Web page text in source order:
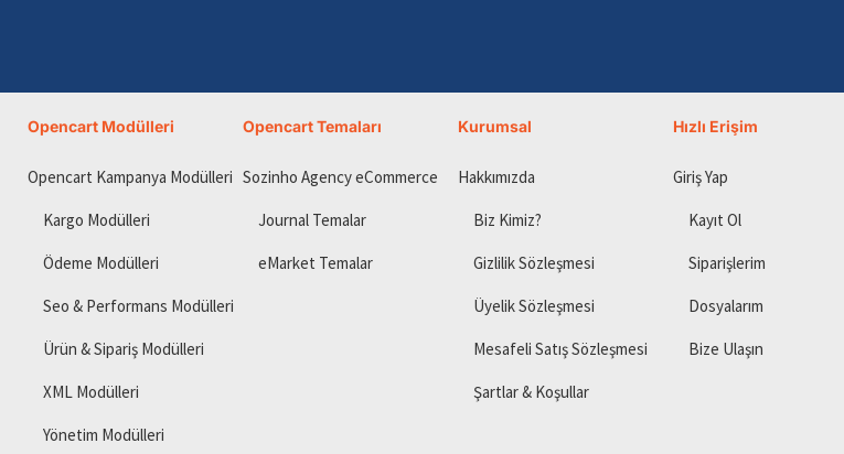
Opencart Modülleri
Opencart Kampanya Modülleri
Kargo Modülleri
Ödeme Modülleri
Seo & Performans Modülleri
Ürün & Sipariş Modülleri
XML Modülleri
Yönetim Modülleri
Opencart Temaları
Sozinho Agency eCommerce
Journal Temalar
eMarket Temalar
Kurumsal
Hakkımızda
Biz Kimiz?
Gizlilik Sözleşmesi
Üyelik Sözleşmesi
Mesafeli Satış Sözleşmesi
Şartlar & Koşullar
Hızlı Erişim
Giriş Yap
Kayıt Ol
Siparişlerim
Dosyalarım
Bize Ulaşın